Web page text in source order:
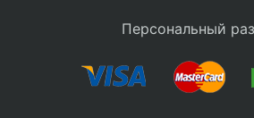
Персональный